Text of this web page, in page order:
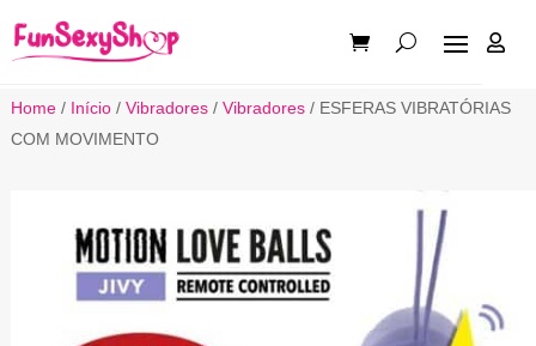

Home/ Início/ Vibradores/ Vibradores/ ESFERAS VIBRATÓRIAS
COM MOVIMENTO